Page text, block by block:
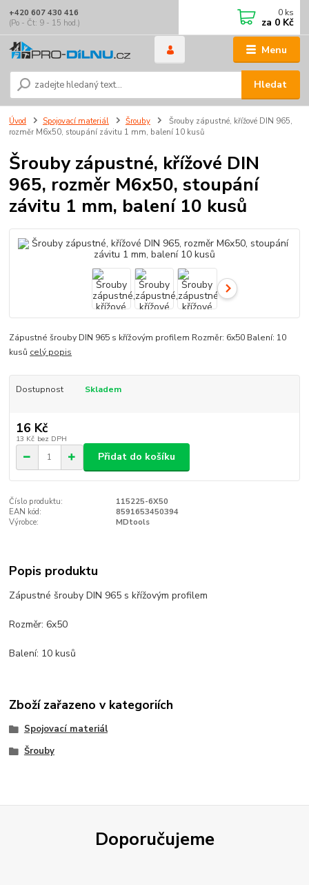
Menu
Hledat
+420 607 430 416
(Po - Čt: 9 - 15 hod.)
0 ks
za 0 Kč
Úvod Spojovací materiál Šrouby
Šrouby zápustné, křížové DIN 965,
rozměr M6x50, stoupání závitu 1 mm, balení 10 kusů
Šrouby zápustné, křížové DIN
965, rozměr M6x50, stoupání
závitu 1 mm, balení 10 kusů
Zápustné šrouby DIN 965 s křížovým profilem Rozměr: 6x50 Balení: 10
kusů celý popis
Dostupnost Skladem
16 Kč
13 Kč bez DPH
Přidat do košíku
Číslo produktu:
115225-6X50
EAN kód:
8591653450394
Výrobce:
MDtools
Popis produktu
Zápustné šrouby DIN 965 s křížovým profilem
Rozměr: 6x50
Balení: 10 kusů
Zboží zařazeno v kategoriích
Spojovací materiál
Šrouby
Doporučujeme